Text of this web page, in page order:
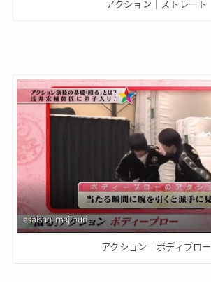
アクション｜ストレート
アクション｜ボディブロー